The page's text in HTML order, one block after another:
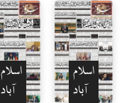
اسلام
آباد
اسلام
آباد